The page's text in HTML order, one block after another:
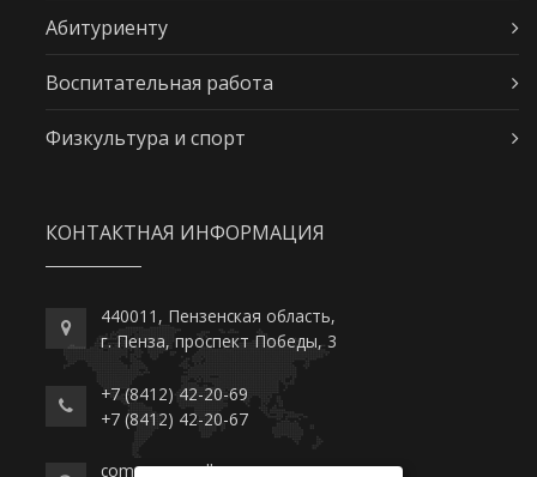
Абитуриенту
Воспитательная работа
Физкультура и спорт
КОНТАКТНАЯ ИНФОРМАЦИЯ
440011, Пензенская область,
г. Пенза, проспект Победы, 3
+7 (8412) 42-20-69
+7 (8412) 42-20-67
commerce-college.ru